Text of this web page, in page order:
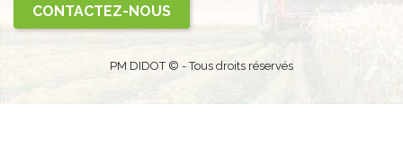
CONTACTEZ-NOUS
PM DIDOT © - Tous droits réservés